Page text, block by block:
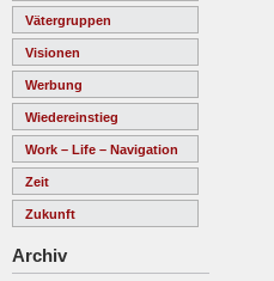
Vätergruppen
Visionen
Werbung
Wiedereinstieg
Work – Life – Navigation
Zeit
Zukunft
Archiv